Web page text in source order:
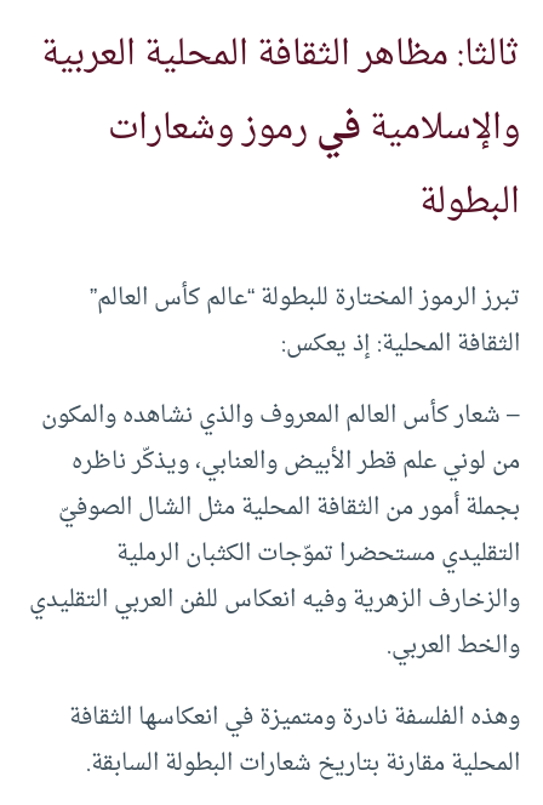
ثالثا: مظاهر الثقافة المحلية العربية
والإسلاميةفيرموز وشعارات
البطولة
تبرز الرموز المختارة للبطولة “عالم كأس العالم”
الثقافة المحلية: إذ يعكس:
– شعار كأس العالم المعروف والذي نشاهده والمكون
من لوني علم قطر الأبيض والعنابي، ويذكّر ناظره
بجملة أمور من الثقافة المحلية مثل الشال الصوفيّ
التقليدي مستحضرا تموّجات الكثبان الرملية
والزخارف الزهرية وفيه انعكاس للفن العربي التقليدي
والخط العربي.
وهذه الفلسفة نادرة ومتميزة في انعكاسها الثقافة
المحلية مقارنة بتاريخ شعارات البطولة السابقة.